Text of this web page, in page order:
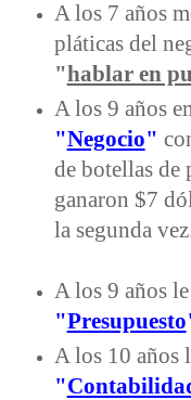
A los 7 años
pláticas del
"hablar en
A los 9 años
"Negocio"
de botellas
ganaron $7
la segunda
A los 9 años
"Presupuesto
A los 10 años
"